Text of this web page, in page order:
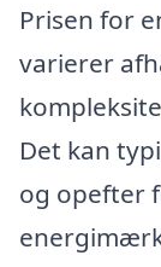
Prisen for
varierer
Det kan
og opefter